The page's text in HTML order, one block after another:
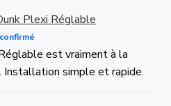
Plexi Réglable
est vraiment à la
simple et rapide.